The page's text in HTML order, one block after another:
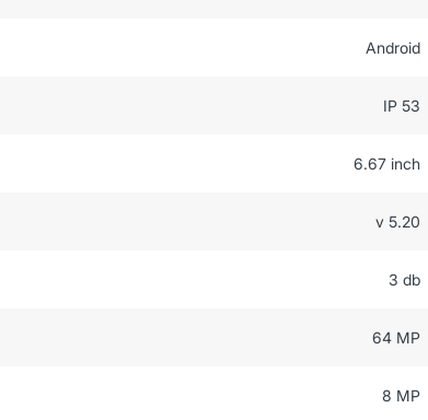
Android
IP 53
6.67 inch
v 5.20
3 db
64 MP
8 MP